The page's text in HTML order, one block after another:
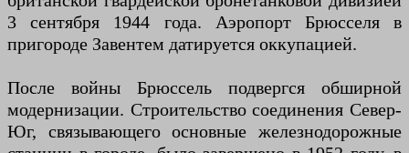
3 сентября 1944 года. Аэропорт Брюсселя в
пригороде Завентем датируется оккупацией.
После войны Брюссель подвергся обширной
модернизации. Строительство соединения Север-
Юг, связывающего основные железнодорожные